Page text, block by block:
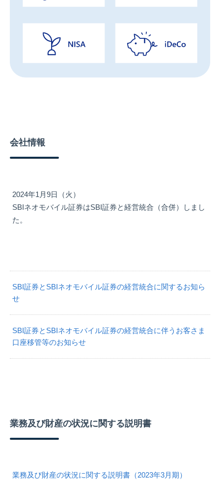
会社情報
2024年1月9日（火）
SBIネオモバイル証券はSBI証券と経営統合（合併）しまし
た。
SBI証券とSBIネオモバイル証券の経営統合に関するお知ら
せ
SBI証券とSBIネオモバイル証券の経営統合に伴うお客さま
口座移管等のお知らせ
業務及び財産の状況に関する説明書
業務及び財産の状況に関する説明書（2023年3月期）